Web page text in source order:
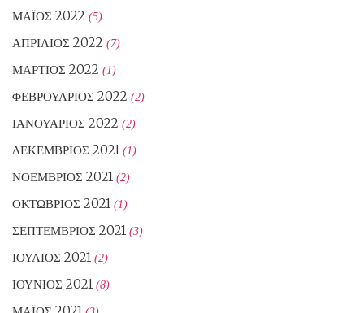
ΜΆΙΟΣ 2022 (5)
ΑΠΡΊΛΙΟΣ 2022 (7)
ΜΆΡΤΙΟΣ 2022 (1)
ΦΕΒΡΟΥΆΡΙΟΣ 2022 (2)
ΙΑΝΟΥΆΡΙΟΣ 2022 (2)
ΔΕΚΈΜΒΡΙΟΣ 2021 (1)
ΝΟΈΜΒΡΙΟΣ 2021 (2)
ΟΚΤΏΒΡΙΟΣ 2021 (1)
ΣΕΠΤΈΜΒΡΙΟΣ 2021 (3)
ΙΟΎΛΙΟΣ 2021 (2)
ΙΟΎΝΙΟΣ 2021 (8)